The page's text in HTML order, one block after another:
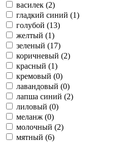
василек (2)
гладкий синий (1)
голубой (13)
желтый (1)
зеленый (17)
коричневый (2)
красный (1)
кремовый (0)
лавандовый (0)
лапша синий (2)
лиловый (0)
меланж (0)
молочный (2)
мятный (6)